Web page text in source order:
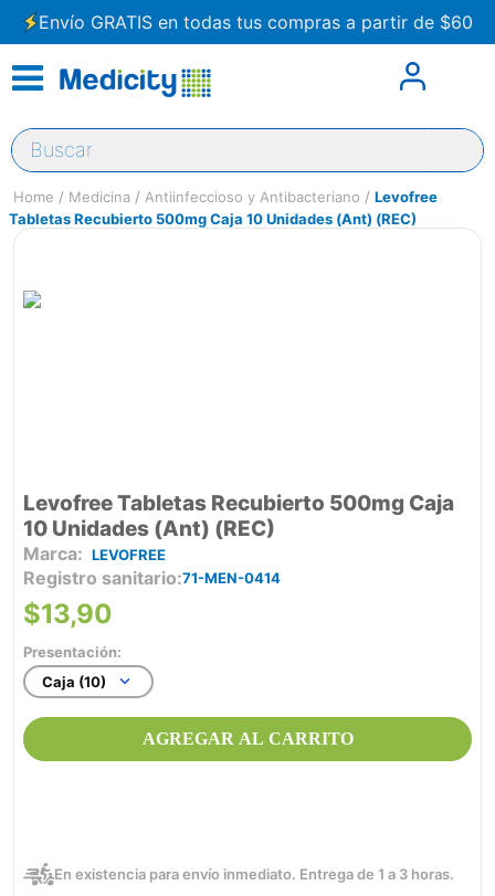
Envío GRATIS en todas tus compras a partir de $60
Buscar
Medicina Antiinfeccioso y Antibacteriano
Levofree
Tabletas Recubierto 500mg Caja 10 Unidades (Ant) (REC)
Levofree Tabletas Recubierto 500mg Caja
10 Unidades (Ant) (REC)
LEVOFREE
Registro sanitario 71-MEN-0414
$13,90
Presentación:
Caja (10)
AGREGAR AL CARRITO
En existencia para envío inmediato. Entrega de 1 a 3 horas.